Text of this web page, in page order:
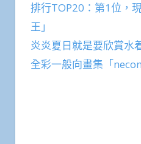
排行TOP20：第1位，
王」
炎炎夏日就是要欣賞水
全彩一般向畫集「